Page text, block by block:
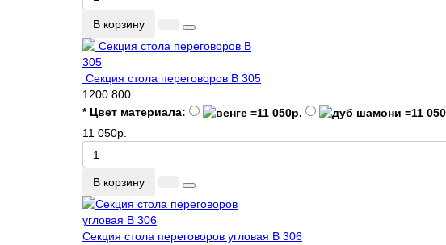
В корзину
Секция стола переговоров В 305
1200 800
* Цвет материала:
11 050р.
В корзину
Секция стола переговоров угловая В 306